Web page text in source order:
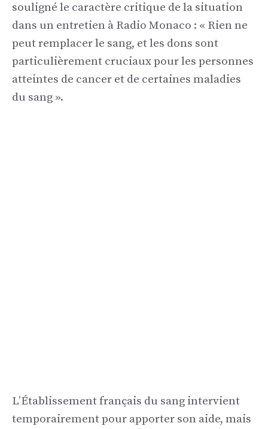
souligné le caractère critique de la situation
dans un entretien à Radio Monaco : « Rien ne
peut remplacer le sang, et les dons sont
particulièrement cruciaux pour les personnes
atteintes de cancer et de certaines maladies
du sang ».
L’Établissement français du sang intervient
temporairement pour apporter son aide, mais